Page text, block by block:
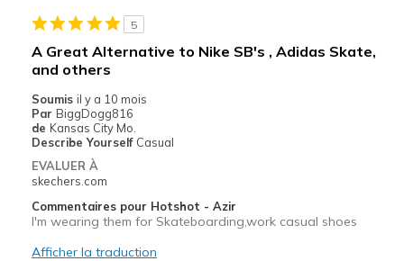
Casual Wear
Width
Sizing
Feels true to size
View On Shoes
5
A Great Alternative to Nike SB's , Adidas Skate,
and others
Soumis il y a 10 mois
Par BiggDogg816
de Kansas City Mo.
Describe Yourself Casual
EVALUER À
skechers.com
Commentaires pour Hotshot - Azir
I'm wearing them for Skateboarding,work casual shoes
Afficher la traduction